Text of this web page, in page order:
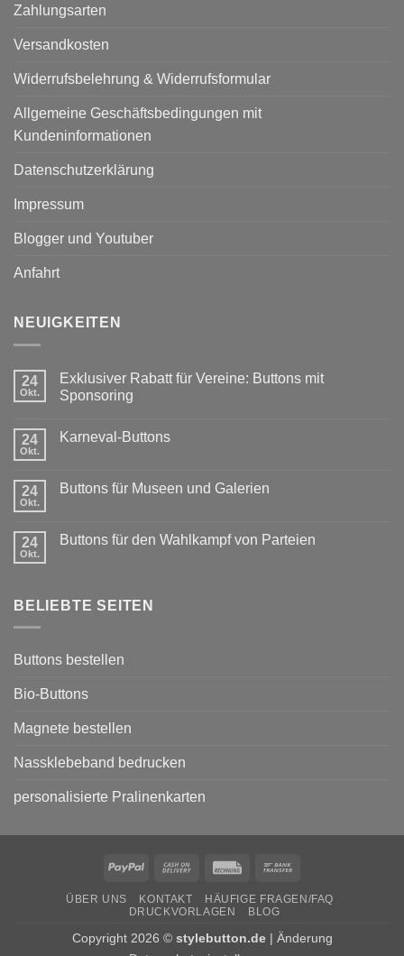
Zahlungsarten
Versandkosten
Widerrufsbelehrung & Widerrufsformular
Allgemeine Geschäftsbedingungen mit
Kundeninformationen
Datenschutzerklärung
Impressum
Blogger und Youtuber
Anfahrt
NEUIGKEITEN
24
Okt.
Exklusiver Rabatt für Vereine: Buttons mit
Sponsoring
zu
Vereine:
Buttons
24
Okt.
Karneval-Buttons
Karneval-
24
Okt.
Buttons für Museen und Galerien
Buttons
24
Okt.
Buttons für den Wahlkampf von Parteien
für
BELIEBTE SEITEN
Buttons bestellen
Bio-Buttons
Magnete bestellen
Nassklebeband bedrucken
personalisierte Pralinenkarten
PayPal
Cash
Delivery
Rechung
ÜBER UNS KONTAKT
HÄUFIGE FRAGEN/FAQ
DRUCKVORLAGEN
BLOG
Copyright 2026 © stylebutton.de| Änderung